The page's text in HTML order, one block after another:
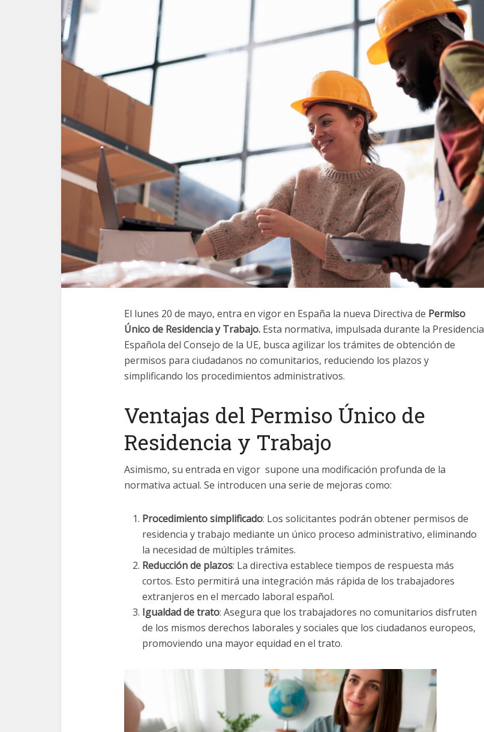
El lunes 20 de mayo, entra en vigor en España la nueva Directiva de Permiso
Único de Residencia y Trabajo. Esta normativa, impulsada durante la Presidencia
Española del Consejo de la UE, busca agilizar los trámites de obtención de
permisos para ciudadanos no comunitarios, reduciendo los plazos y
simplificando los procedimientos administrativos.
Ventajas del Permiso Único de
Residencia y Trabajo
Asimismo, su entrada en vigor supone una modificación profunda de la
normativa actual. Se introducen una serie de mejoras como:
Procedimiento simplificado: Los solicitantes podrán obtener permisos de
residencia y trabajo mediante un único proceso administrativo, eliminando
la necesidad de múltiples trámites.
Reducción de plazos: La directiva establece tiempos de respuesta más
cortos. Esto permitirá una integración más rápida de los trabajadores
extranjeros en el mercado laboral español.
Igualdad de trato: Asegura que los trabajadores no comunitarios disfruten
de los mismos derechos laborales y sociales que los ciudadanos europeos,
promoviendo una mayor equidad en el trato.